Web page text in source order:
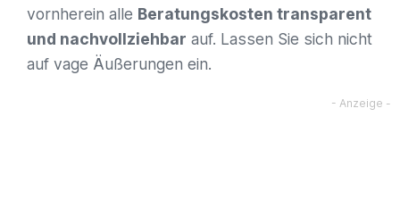
vornherein alle Beratungskosten transparent
und nachvollziehbar auf. Lassen Sie sich nicht
auf vage Äußerungen ein.